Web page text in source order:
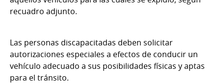
recuadro adjunto.
Las personas discapacitadas deben solicitar
autorizaciones especiales a efectos de conducir un
vehículo adecuado a sus posibilidades físicas y aptas
para el tránsito.